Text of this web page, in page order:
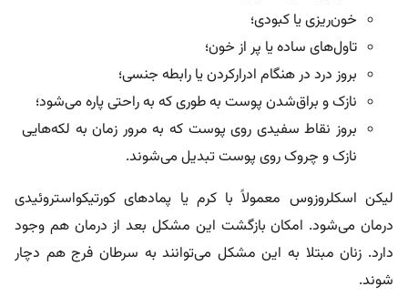
خون‌ریزی یا کبودی؛
تاول‌های ساده یا پر از خون؛
بروز درد در هنگام ادرارکردن یا رابطه جنسی؛
نازک و براق‌شدن پوست به‌ طوری که به راحتی پاره می‌شود؛
بروز نقاط سفیدی روی پوست که به مرور زمان به لکه‌هایی
نازک و چروک روی پوست تبدیل می‌شوند.
لیکن اسکلروزوس معمولاً با کرم یا پمادهای کورتیکواستروئیدی
درمان می‌شود. امکان بازگشت این مشکل بعد از درمان هم وجود
دارد. زنان مبتلا به این مشکل می‌توانند به سرطان فرج هم دچار
شوند.